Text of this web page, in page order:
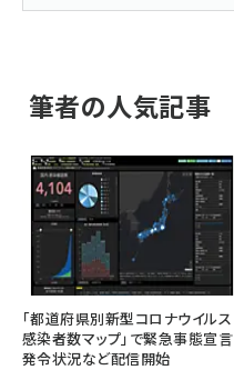
筆者の人気記事
「都道府県別新型コロナウイルス
感染者数マップ」で緊急事態宣言
発令状況など配信開始